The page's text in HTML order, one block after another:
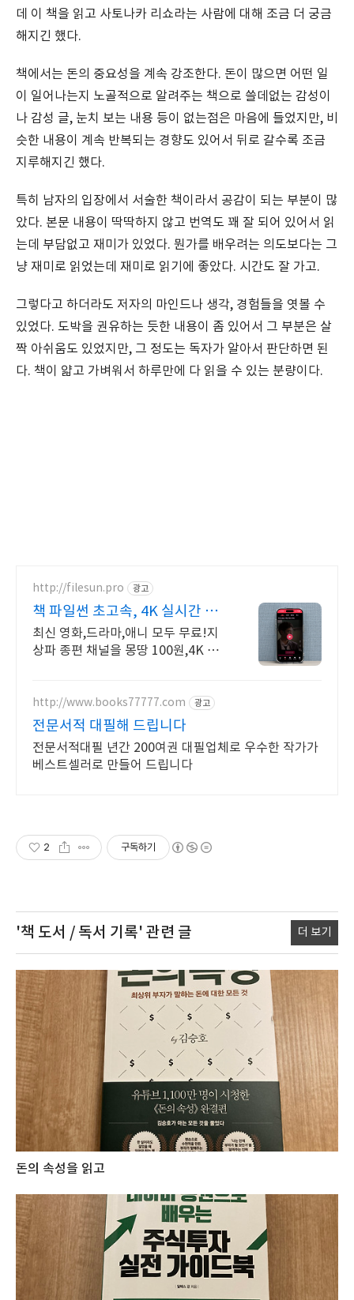
데 이 책을 읽고 사토나카 리쇼라는 사람에 대해 조금 더 궁금
해지긴 했다.
책에서는 돈의 중요성을 계속 강조한다. 돈이 많으면 어떤 일
이 일어나는지 노골적으로 알려주는 책으로 쓸데없는 감성이
나 감성 글, 눈치 보는 내용 등이 없는점은 마음에 들었지만, 비
슷한 내용이 계속 반복되는 경향도 있어서 뒤로 갈수록 조금
지루해지긴 했다.
특히 남자의 입장에서 서술한 책이라서 공감이 되는 부분이 많
았다. 본문 내용이 딱딱하지 않고 번역도 꽤 잘 되어 있어서 읽
는데 부담없고 재미가 있었다. 뭔가를 배우려는 의도보다는 그
냥 재미로 읽었는데 재미로 읽기에 좋았다. 시간도 잘 가고.
그렇다고 하더라도 저자의 마인드나 생각, 경험들을 엿볼 수
있었다. 도박을 권유하는 듯한 내용이 좀 있어서 그 부분은 살
짝 아쉬움도 있었지만, 그 정도는 독자가 알아서 판단하면 된
다. 책이 얇고 가벼워서 하루만에 다 읽을 수 있는 분량이다.
http://filesun.pro 광고
책 파일썬 초고속, 4K 실시간 보
기!
최신 영화,드라마,애니 모두 무료!지
상파 종편 채널을 몽땅 100원,4K 스
http://www.books77777.com 광고
전문서적 대필해 드립니다
전문서적대필 년간 200여권 대필업체로 우수한 작가가
베스트셀러로 만들어 드립니다
2 구독하기
'책 도서 / 독서 기록' 관련 글 더 보기
돈의 속성을 읽고